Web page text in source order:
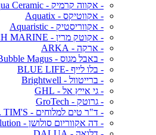
- אקווה קרמיק - Aqua Ceramic
- אקווטיקס - Aquatix
- אקווריסטיק - Aquaristic
- אקוטק מרין - ECOTECH MARINE
- ארקה - ARKA
- באבל מגוס - Bubble Magus
- בלו לייף -BLUE LIFE
- ברייטוול - Brightwell
- גי אייץ אל - GHL
- גרוטק - GroTech
- ד"ר טים למלוחים - DR. TIM'S
- דה אקווריום סולושן - The Aquarium Solution